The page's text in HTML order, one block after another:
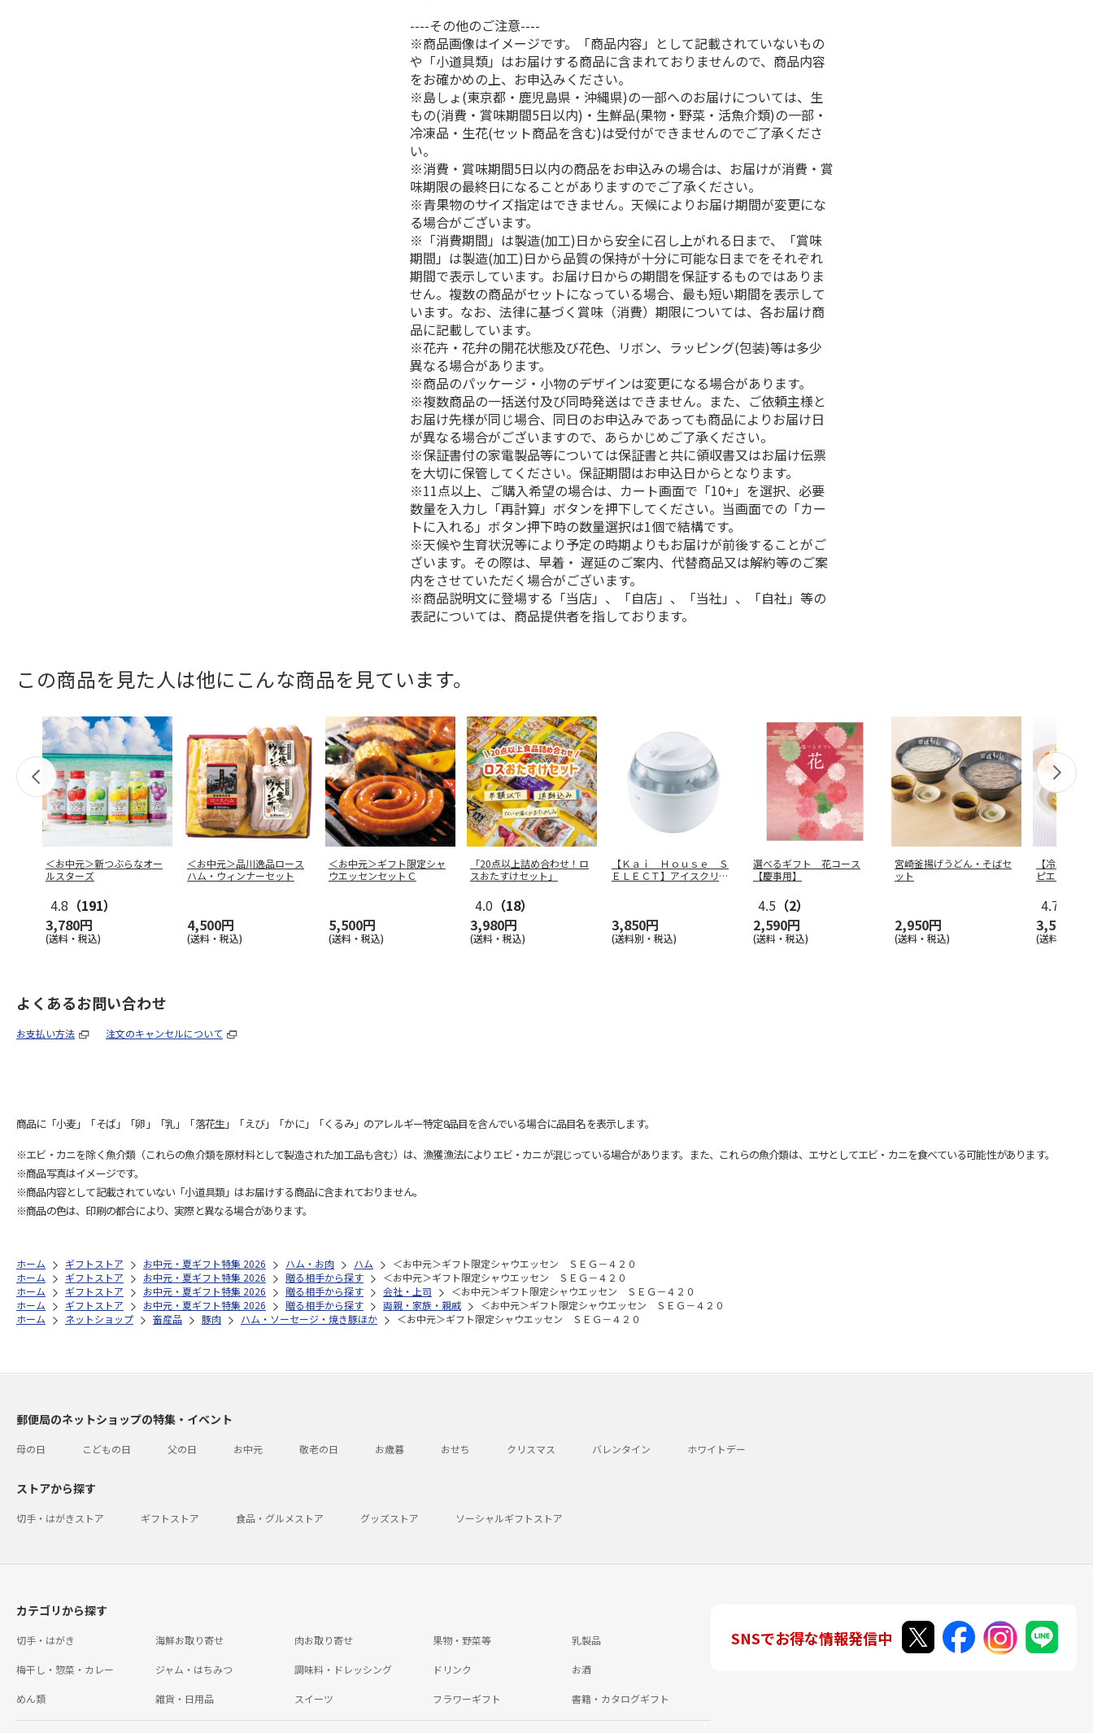
----その他のご注意----
※商品画像はイメージです。「商品内容」として記載されていないもの
や「小道具類」はお届けする商品に含まれておりませんので、商品内容
をお確かめの上、お申込みください。
※島しょ(東京都・鹿児島県・沖縄県)の一部へのお届けについては、生
もの(消費・賞味期間5日以内)・生鮮品(果物・野菜・活魚介類)の一部・
冷凍品・生花(セット商品を含む)は受付ができませんのでご了承くださ
い。
※消費・賞味期間5日以内の商品をお申込みの場合は、お届けが消費・賞
味期限の最終日になることがありますのでご了承ください。
※青果物のサイズ指定はできません。天候によりお届け期間が変更にな
る場合がございます。
※「消費期間」は製造(加工)日から安全に召し上がれる日まで、「賞味
期間」は製造(加工)日から品質の保持が十分に可能な日までをそれぞれ
期間で表示しています。お届け日からの期間を保証するものではありま
せん。複数の商品がセットになっている場合、最も短い期間を表示して
います。なお、法律に基づく賞味（消費）期限については、各お届け商
品に記載しています。
※花卉・花弁の開花状態及び花色、リボン、ラッピング(包装)等は多少
異なる場合があります。
※商品のパッケージ・小物のデザインは変更になる場合があります。
※複数商品の一括送付及び同時発送はできません。また、ご依頼主様と
お届け先様が同じ場合、同日のお申込みであっても商品によりお届け日
が異なる場合がございますので、あらかじめご了承ください。
※保証書付の家電製品等については保証書と共に領収書又はお届け伝票
を大切に保管してください。保証期間はお申込日からとなります。
※11点以上、ご購入希望の場合は、カート画面で「10+」を選択、必要
数量を入力し「再計算」ボタンを押下してください。当画面での「カー
トに入れる」ボタン押下時の数量選択は1個で結構です。
※天候や生育状況等により予定の時期よりもお届けが前後することがご
ざいます。その際は、早着・ 遅延のご案内、代替商品又は解約等のご案
内をさせていただく場合がございます。
※商品説明文に登場する「当店」、「自店」、「当社」、「自社」等の
表記については、商品提供者を指しております。
この商品を見た人は他にこんな商品を見ています。
＜お中元＞新つぶらなオー
ルスターズ
4.8 （191）
3,780円
(送料・税込)
＜お中元＞品川逸品ロース
ハム・ウィンナーセット
4,500円
(送料・税込)
＜お中元＞ギフト限定シャ
ウエッセンセットＣ
5,500円
(送料・税込)
「20点以上詰め合わせ！ロ
スおたすけセット」
4.0 （18）
3,980円
(送料・税込)
【Ｋａｉ Ｈｏｕｓｅ Ｓ
ＥＬＥＣＴ】アイスクリー
ムメーカー
3,850円
(送料別・税込)
選べるギフト 花コース
【慶事用】
4.5 （2）
2,590円
(送料・税込)
宮崎釜揚げうどん・そばセ
ット
2,950円
(送料・税込)
【冷凍】
ピエトロパ
4.7
3,510円
(送料・税込)
よくあるお問い合わせ
お支払い方法 注文のキャンセルについて
商品に「小麦」「そば」「卵」「乳」「落花生」「えび」「かに」「くるみ」のアレルギー特定8品目を含んでいる場合に品目名を表示します。
※エビ・カニを除く魚介類（これらの魚介類を原材料として製造された加工品も含む）は、漁獲漁法によりエビ・カニが混じっている場合があります。また、これらの魚介類は、エサとしてエビ・カニを食べている可能性があります。
※商品写真はイメージです。
※商品内容として記載されていない「小道具類」はお届けする商品に含まれておりません。
※商品の色は、印刷の都合により、実際と異なる場合があります。
ホーム ギフトストア お中元・夏ギフト特集 2026 ハム・お肉 ハム
＜お中元＞ギフト限定シャウエッセン ＳＥＧ－４２０
ホーム
ギフトストア お中元・夏ギフト特集 2026 贈る相手から探す
＜お中元＞ギフト限定シャウエッセン ＳＥＧ－４２０
ホーム
ギフトストア お中元・夏ギフト特集 2026 贈る相手から探す 会社・上司
＜お中元＞ギフト限定シャウエッセン ＳＥＧ－４２０
ホーム
ギフトストア お中元・夏ギフト特集 2026 贈る相手から探す 両親・家族・親戚
＜お中元＞ギフト限定シャウエッセン ＳＥＧ－４２０
ホーム
ネットショップ 畜産品 豚肉 ハム・ソーセージ・焼き豚ほか ＜お中元＞ギフト限定シャウエッセン ＳＥＧ－４２０
郵便局のネットショップの特集・イベント
母の日 こどもの日 父の日 お中元 敬老の日 お歳暮 おせち クリスマス バレンタイン ホワイトデー
ストアから探す
切手・はがきストア ギフトストア 食品・グルメストア グッズストア ソーシャルギフトストア
カテゴリから探す
切手・はがき 海鮮お取り寄せ 肉お取り寄せ 果物・野菜等 乳製品
梅干し・惣菜・カレー ジャム・はちみつ 調味料・ドレッシング ドリンク お酒
めん類 雑貨・日用品 スイーツ フラワーギフト 書籍・カタログギフト
SNSでお得な情報発信中